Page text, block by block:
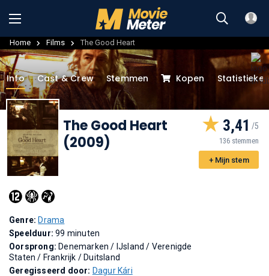
Home Films The Good Heart
Info Cast & Crew Stemmen Kopen
The Good Heart
(2009)
3,41
136 stemmen
+ Mijn stem
Genre: Drama
Speelduur:99 minuten
Oorsprong: Denemarken / IJsland / Verenigde
Staten / Frankrijk / Duitsland
Geregisseerd door: Dagur Kári